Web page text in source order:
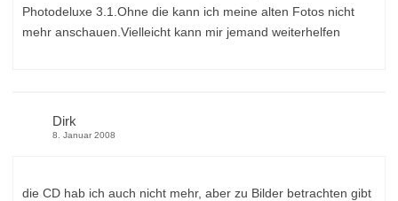
Photodeluxe 3.1.Ohne die kann ich meine alten Fotos nicht
mehr anschauen.Vielleicht kann mir jemand weiterhelfen
Dirk
8. Januar 2008
die CD hab ich auch nicht mehr, aber zu Bilder betrachten gibt